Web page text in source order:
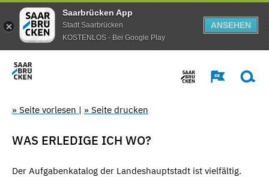
Saarbrücken App
Stadt Saarbrücken
KOSTENLOS - Bei Google Play
ANSEHEN
» Seite vorlesen | » Seite drucken
WAS ERLEDIGE ICH WO?
Der Aufgabenkatalog der Landeshauptstadt ist vielfältig.